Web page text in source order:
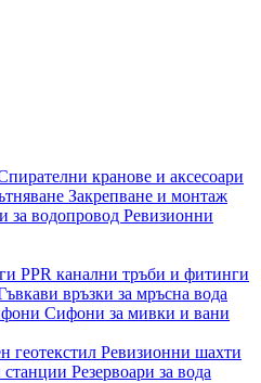
кранове и аксесоари
Закрепване и монтаж
за водопровод Ревизионни
PPR канални тръби и фитинги
връзки за мръсна вода
Сифони за мивки и вани
геотекстил Ревизионни шахти
станции Резервоари за вода